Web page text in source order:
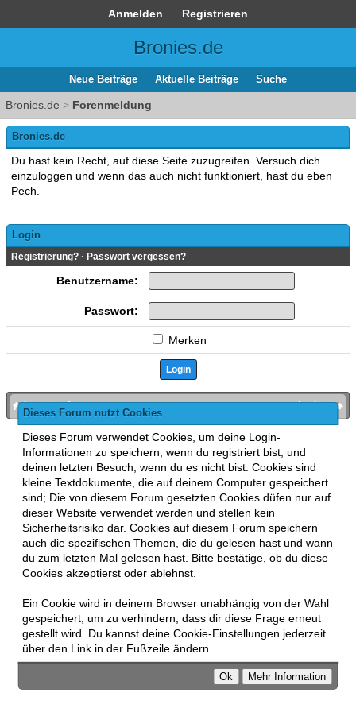
Anmelden Registrieren
Bronies.de
Neue Beiträge Aktuelle Beiträge Suche
Bronies.de > Forenmeldung
Dieses Forum nutzt Cookies
Dieses Forum verwendet Cookies, um deine Login-
Informationen zu speichern, wenn du registriert bist, und
deinen letzten Besuch, wenn du es nicht bist. Cookies sind
kleine Textdokumente, die auf deinem Computer gespeichert
sind; Die von diesem Forum gesetzten Cookies düfen nur auf
dieser Website verwendet werden und stellen kein
Sicherheitsrisiko dar. Cookies auf diesem Forum speichern
auch die spezifischen Themen, die du gelesen hast und wann
du zum letzten Mal gelesen hast. Bitte bestätige, ob du diese
Cookies akzeptierst oder ablehnst.
Ein Cookie wird in deinem Browser unabhängig von der Wahl
gespeichert, um zu verhindern, dass dir diese Frage erneut
gestellt wird. Du kannst deine Cookie-Einstellungen jederzeit
über den Link in der Fußzeile ändern.
Bronies.de
Du hast kein Recht, auf diese Seite zuzugreifen. Versuch dich
einzuloggen und wenn das auch nicht funktioniert, hast du eben
Pech.
Login
Registrierung? · Passwort vergessen?
Benutzername:
Passwort:
Merken
nach oben
bronies.de
MyBB , mobile Fassung: MyBB GoMobile
Zur Desktop-Version wechseln
This forum usesLukasz TkaczMyBB addons.